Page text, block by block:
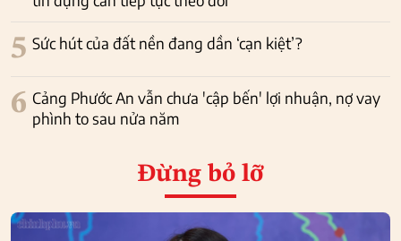
5 Sức hút của đất nền đang dần ‘cạn kiệt’?
6 Cảng Phước An vẫn chưa 'cập bến' lợi nhuận, nợ vay
phình to sau nửa năm
Đừng bỏ lỡ